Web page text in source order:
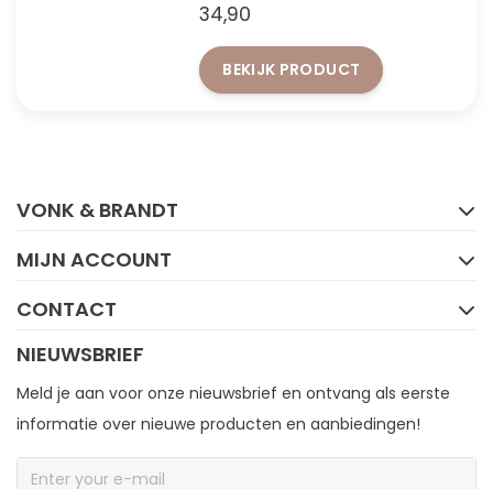
wijnliefhebber die zijn wijn wil
laten ademen en stijlvol wil
serveren.
34,90
BEKIJK PRODUCT
VONK & BRANDT
MIJN ACCOUNT
CONTACT
NIEUWSBRIEF
Meld je aan voor onze nieuwsbrief en ontvang als eerste
informatie over nieuwe producten en aanbiedingen!